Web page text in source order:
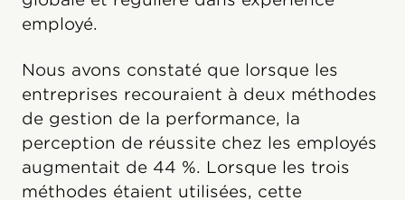
employé.
Nous avons constaté que lorsque les
entreprises recouraient à deux méthodes
de gestion de la performance, la
perception de réussite chez les employés
augmentait de 44 %. Lorsque les trois
méthodes étaient utilisées, cette